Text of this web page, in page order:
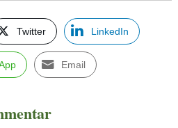
Twitter LinkedIn
Email